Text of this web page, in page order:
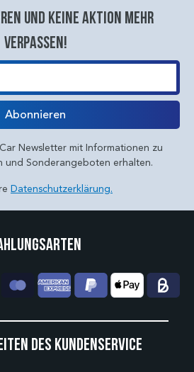
und keine aktion mehr
verpassen!
Abonnieren
Newsletter mit Informationen zu
und Sonderangeboten erhalten.
Datenschutzerklärung.
des Kundenservice